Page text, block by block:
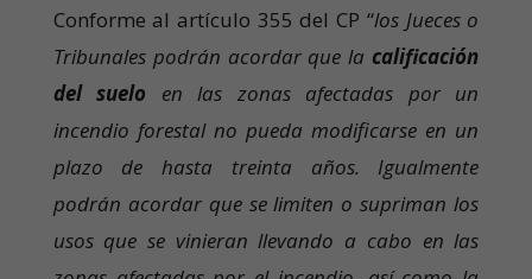
Conforme al artículo 355 del CP “los Jueces o
Tribunales podrán acordar que la calificación
del suelo en las zonas afectadas por un
incendio forestal no pueda modificarse en un
plazo de hasta treinta años. Igualmente
podrán acordar que se limiten o supriman los
usos que se vinieran llevando a cabo en las